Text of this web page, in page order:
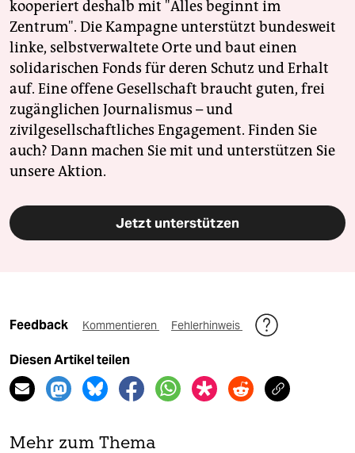
kooperiert deshalb mit "Alles beginnt im
Zentrum". Die Kampagne unterstützt bundesweit
linke, selbstverwaltete Orte und baut einen
solidarischen Fonds für deren Schutz und Erhalt
auf. Eine offene Gesellschaft braucht guten, frei
zugänglichen Journalismus – und
zivilgesellschaftliches Engagement. Finden Sie
auch? Dann machen Sie mit und unterstützen Sie
unsere Aktion.
Jetzt unterstützen
Feedback Kommentieren Fehlerhinweis
Diesen Artikel teilen
Mehr zum Thema